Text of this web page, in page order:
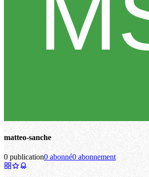
matteo-sanche
0 publication0 abonné0 abonnement